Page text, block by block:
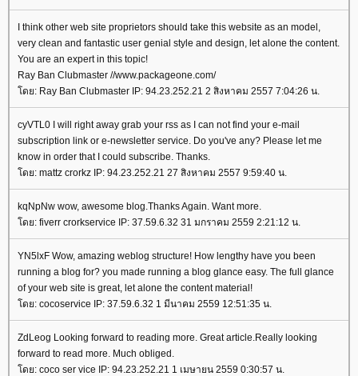
I think other web site proprietors should take this website as an model,
very clean and fantastic user genial style and design, let alone the content.
You are an expert in this topic!
Ray Ban Clubmaster //www.packageone.com/
ดย: Ray Ban Clubmaster IP: 94.23.252.21 2 สิงหาคม 2557 7:04:26 น.
cyVTL0 I will right away grab your rss as I can not find your e-mail
subscription link or e-newsletter service. Do you've any? Please let me
know in order that I could subscribe. Thanks.
ดย: mattz crorkz IP: 94.23.252.21 27 สิงหาคม 2557 9:59:40 น.
kqNpNw wow, awesome blog.Thanks Again. Want more.
ดย: fiverr crorkservice IP: 37.59.6.32 31 มกราคม 2559 2:21:12 น.
YN5lxF Wow, amazing weblog structure! How lengthy have you been
running a blog for? you made running a blog glance easy. The full glance
of your web site is great, let alone the content material!
ดย: cocoservice IP: 37.59.6.32 1 มีนาคม 2559 12:51:35 น.
ZdLeog Looking forward to reading more. Great article.Really looking
forward to read more. Much obliged.
ดย: coco ser vice IP: 94.23.252.21 1 เมษายน 2559 0:30:57 น.